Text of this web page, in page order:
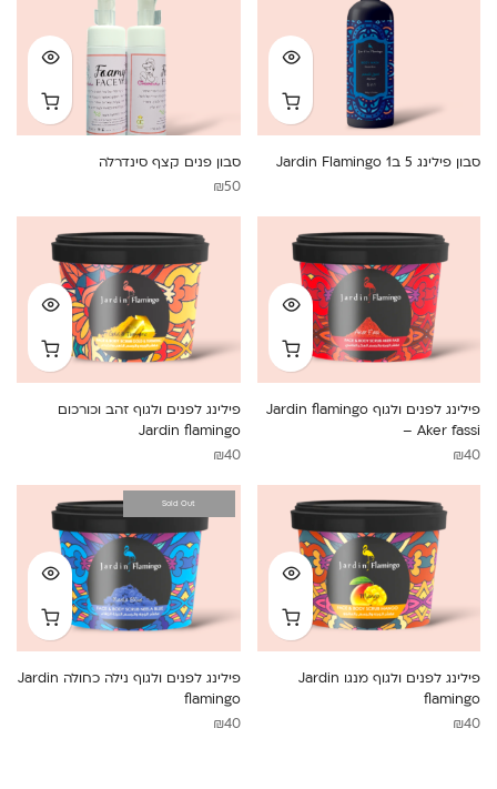
סבון פילינג 5 ב1 Jardin Flamingo
סבון פנים קצף סינדרלה
₪50
פילינג לפנים ולגוף Jardin flamingo
– Aker fassi
₪40
פילינג לפנים ולגוף זהב וכורכום
Jardin flamingo
₪40
פילינג לפנים ולגוף מנגו Jardin
flamingo
₪40
Sold Out
פילינג לפנים ולגוף נילה כחולה Jardin
flamingo
₪40